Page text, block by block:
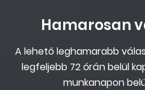
Hamarosan
A lehető leghamarabb
legfeljebb 72 órán belül
munkanapon